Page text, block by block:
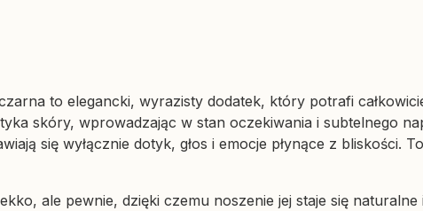
to elegancki, wyrazisty dodatek, który potrafi
skóry, wprowadzając w stan oczekiwania i subtelnego
się wyłącznie dotyk, głos i emocje płynące z bliskości.
ale pewnie, dzięki czemu noszenie jej staje się